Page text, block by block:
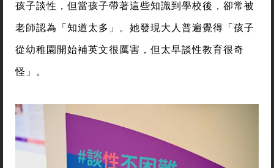
孩子談性，但當孩子帶著這些知識到學校後，卻常被
老師認為「知道太多」。她發現大人普遍覺得「孩子
從幼稚園開始補英文很厲害，但太早談性教育很奇
怪」。